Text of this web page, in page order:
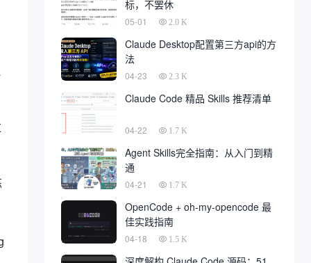
标，不罢休
05-01 2.0 K
Claude Desktop配置第三方api的方
法
04-23 2.3 K
Claude Code 精品 Skills 推荐清单
04-22 1.7 K
Agent Skills完全指南：从入门到精
通
04-21 1.7 K
OpenCode + oh-my-opencode 最
佳实践指南
04-18 1.5 K